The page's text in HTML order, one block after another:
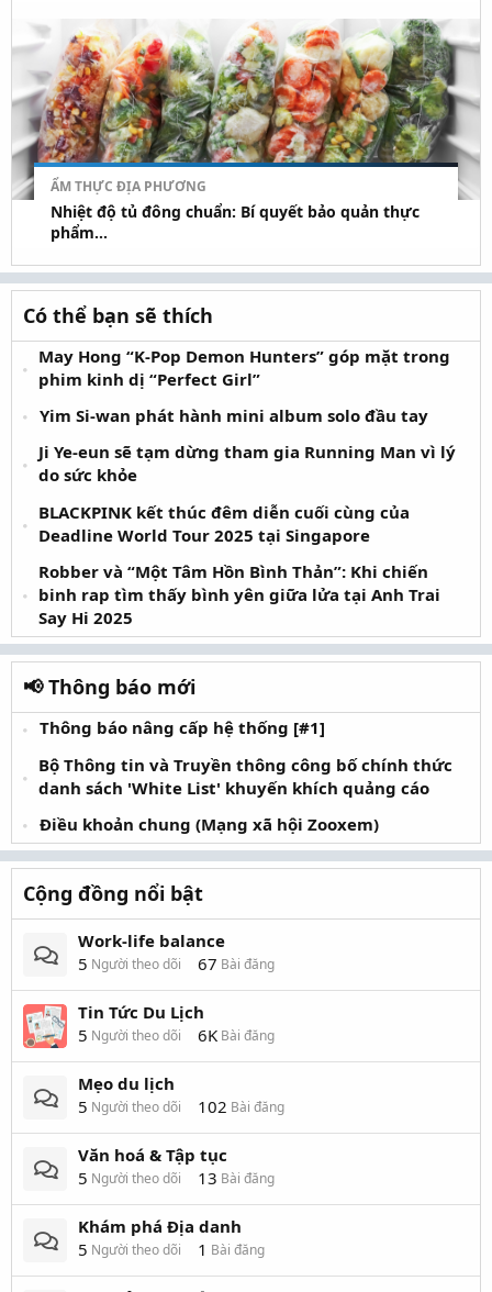
ẨM THỰC ĐỊA PHƯƠNG
Nhiệt độ tủ đông chuẩn: Bí quyết bảo quản thực
phẩm...
Có thể bạn sẽ thích
May Hong “K-Pop Demon Hunters” góp mặt trong
phim kinh dị “Perfect Girl”
Yim Si-wan phát hành mini album solo đầu tay
Ji Ye-eun sẽ tạm dừng tham gia Running Man vì lý
do sức khỏe
BLACKPINK kết thúc đêm diễn cuối cùng của
Deadline World Tour 2025 tại Singapore
Robber và “Một Tâm Hồn Bình Thản”: Khi chiến
binh rap tìm thấy bình yên giữa lửa tại Anh Trai
Say Hi 2025
📢 Thông báo mới
Thông báo nâng cấp hệ thống [#1]
Bộ Thông tin và Truyền thông công bố chính thức
danh sách 'White List' khuyến khích quảng cáo
Điều khoản chung (Mạng xã hội Zooxem)
Cộng đồng nổi bật
Work-life balance
5 Người theo dõi 67 Bài đăng
Tin Tức Du Lịch
5 Người theo dõi 6K Bài đăng
Mẹo du lịch
5 Người theo dõi 102 Bài đăng
Văn hoá & Tập tục
5 Người theo dõi 13 Bài đăng
Khám phá Địa danh
5 Người theo dõi 1 Bài đăng